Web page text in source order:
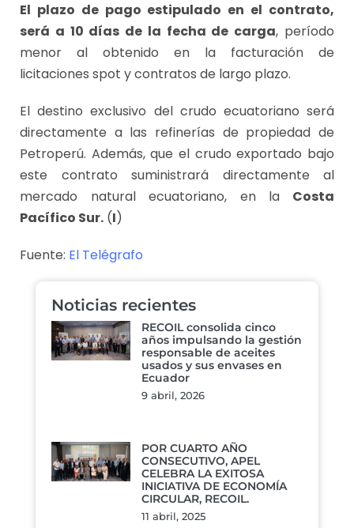
El plazo de pago estipulado en el contrato,
será a 10 días de la fecha de carga, período
menor al obtenido en la facturación de
licitaciones spot y contratos de largo plazo.
El destino exclusivo del crudo ecuatoriano será
directamente a las refinerías de propiedad de
Petroperú. Además, que el crudo exportado bajo
este contrato suministrará directamente al
mercado natural ecuatoriano, en la Costa
Pacífico Sur. (I)
Fuente: El Telégrafo
Noticias recientes
RECOIL consolida cinco
años impulsando la gestión
responsable de aceites
usados y sus envases en
Ecuador
9 abril, 2026
POR CUARTO AÑO
CONSECUTIVO, APEL
CELEBRA LA EXITOSA
INICIATIVA DE ECONOMÍA
CIRCULAR, RECOIL.
11 abril, 2025